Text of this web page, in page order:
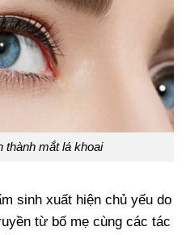
thành mắt lá khoai
sinh xuất hiện chủ yếu do
từ bố mẹ cùng các tác